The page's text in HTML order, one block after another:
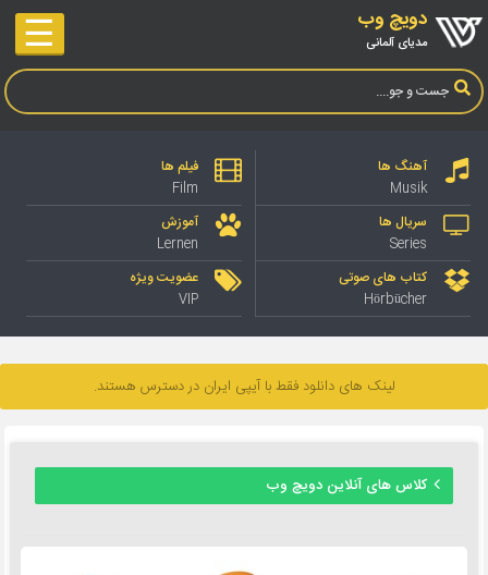
دویچ وب
مدیای آلمانی ☰
آهنگ ها
Musik
فیلم ها
Film
سریال ها
Series
آموزش
Lernen
کتاب های صوتی
Hörbücher
عضویت ویژه
VIP
لینک های دانلود فقط با آیپی ایران در دسترس هستند.
کلاس های آنلاین دویچ وب